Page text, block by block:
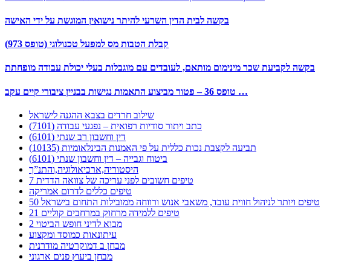
בקשה לבית הדין השרעי להיתר נישואין המוגשת על ידי האישה
קבלת הטבות מס למפעל טכנולוגי (טופס 973)
בקשה לקביעת שכר מינימום מותאם, לעובדים עם מוגבלות בעלי יכולת עבודה מופחתת
טופס 36 – פטור מביצוע התאמות נגישות בבניין ציבורי קיים עקב …
שילוב חרדים בצבא ההגנה לישראל
כתב ויתור סודיות רפואית – נפגעי עבודה (7101)
דין וחשבון רב שנתי (6101)
תביעה לקצבת נכות כללית על פי האמנות הבינלאומיות (10135)
ביטוח וגבייה – דין וחשבון שנתי (6101)
היסטוריה,ארכיאולוגיה,והתנ”ך
7 טיפים חשובים לפני עריכה של צוואה הדדית
טיפים כללים לדרום אמריקה
50 טיפים ויותר לניהול חווית עובד, משאבי אנוש ורווחה ממובילות התחום בישראל
21 טיפים ללמידה מרחוק במרחבים קוליים
מבוא לדיני חופש הביטוי 2
עיתונאות כמוסד ומקצוע
מבחן ב דמוקרטיה מודרנית
מבחן ביעוץ פנים ארגוני